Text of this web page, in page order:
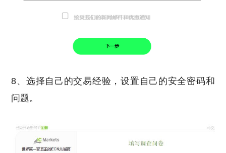
8、选择自己的交易经验，设置自己的安全密码和
问题。